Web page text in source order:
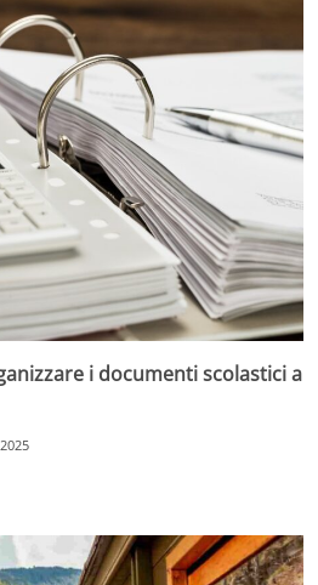
i documenti scolastici a